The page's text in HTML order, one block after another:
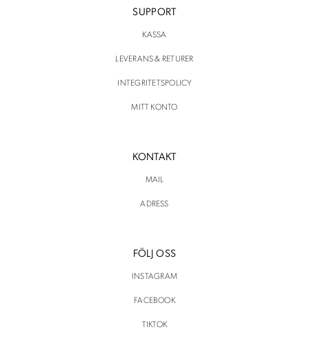
SUPPORT
KASSA
LEVERANS & RETURER
INTEGRITETSPOLICY
MITT KONTO
KONTAKT
MAIL
ADRESS
FÖLJ OSS
INSTAGRAM
FACEBOOK
TIKTOK